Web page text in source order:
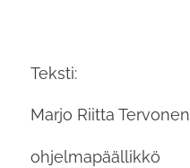
Teksti:
Marjo Riitta Tervonen
ohjelmapäällikkö